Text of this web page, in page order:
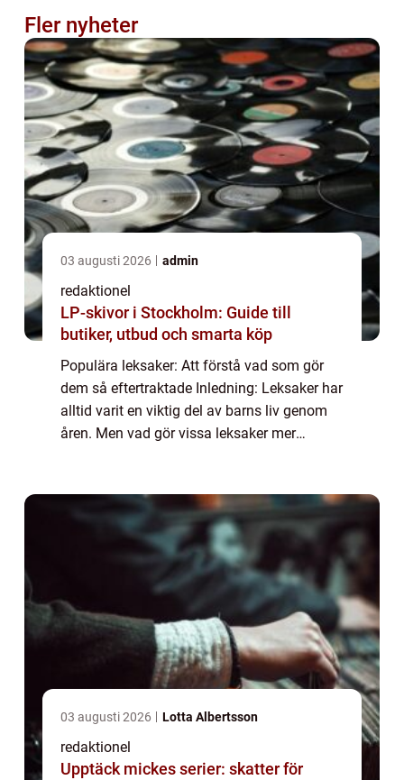
Fler nyheter
03 augusti 2026 admin
redaktionel
LP-skivor i Stockholm: Guide till
butiker, utbud och smarta köp
Populära leksaker: Att förstå vad som gör
dem så eftertraktade Inledning: Leksaker har
alltid varit en viktig del av barns liv genom
åren. Men vad gör vissa leksaker mer
03 augusti 2026 Lotta Albertsson
redaktionel
Upptäck mickes serier: skatter för